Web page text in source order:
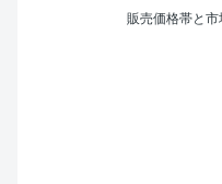
販売価格帯と